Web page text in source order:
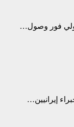
فور وصول…
إيرانيين…